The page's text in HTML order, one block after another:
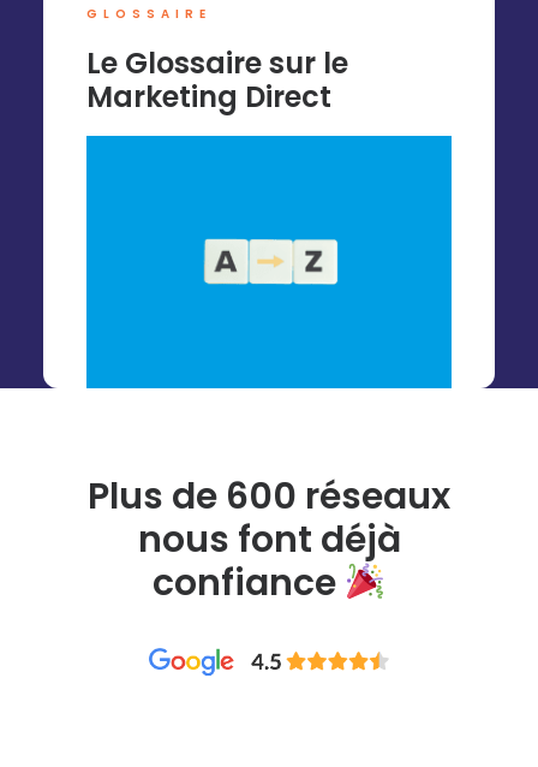
GLOSSAIRE
Le Glossaire sur le
Marketing Direct
Plus de 600 réseaux
nous font déjà
confiance